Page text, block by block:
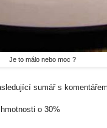
Je to málo nebo moc ?
sumář s
o 30%